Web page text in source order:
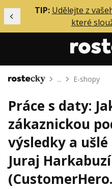
Předchozí
TIP: Udělejte z
které
Mentoring
Podcasty
Solo
Akce
Inzerce
O mně
Domů ... E-shopy
Práce s daty:
zákaznickou
výsledky a
Juraj